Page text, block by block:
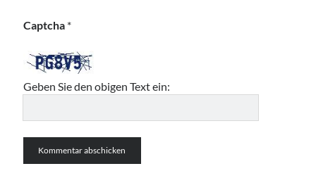
Captcha *
Geben Sie den obigen Text ein: